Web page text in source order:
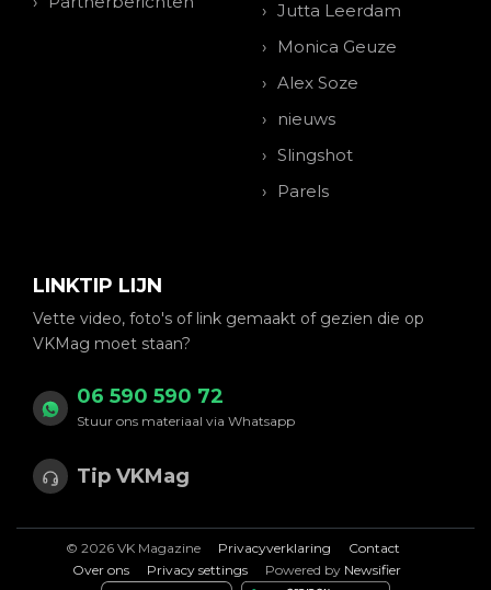
Jutta Leerdam
Monica Geuze
Alex Soze
nieuws
Slingshot
Parels
LINKTIP LIJN
Vette video, foto's of link gemaakt of gezien die op
VKMag moet staan?
06 590 590 72
Stuur ons materiaal via Whatsapp
Tip VKMag
© 2026 VK Magazine Privacyverklaring
Contact
Over ons
Privacy settings Powered by Newsifier